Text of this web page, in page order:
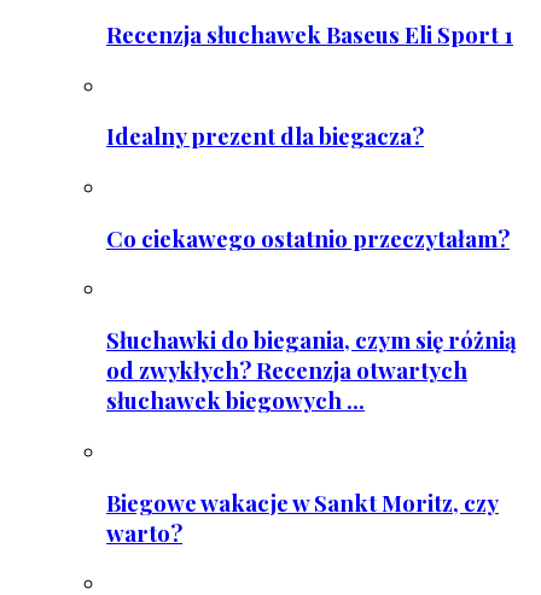
Recenzja słuchawek Baseus Eli Sport 1
Idealny prezent dla biegacza?
Co ciekawego ostatnio przeczytałam?
Słuchawki do biegania, czym się różnią
od zwykłych? Recenzja otwartych
słuchawek biegowych ...
Biegowe wakacje w Sankt Moritz, czy
warto?